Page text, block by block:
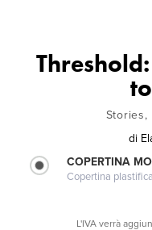
Stories,
di
COPERTINA
Copertina
L'IVA verrà